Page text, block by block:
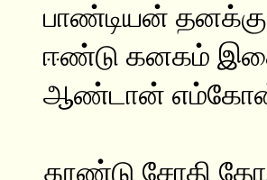
பாண்டியன் தனக்குப்
ஈண்டு கனகம்
ஆண்டான் எம்கோன்
தூண்டு சோதி